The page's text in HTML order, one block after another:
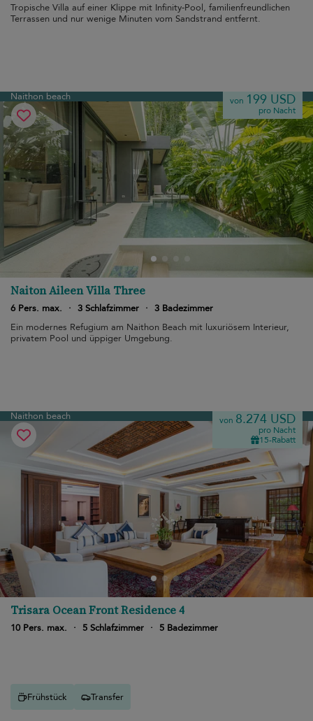
Tropische Villa auf einer Klippe mit Infinity-Pool, familienfreundlichen
Terrassen und nur wenige Minuten vom Sandstrand entfernt.
Naithon beach von 199 USD
pro Nacht
Naiton Aileen Villa Three
6 Pers. max. · 3 Schlafzimmer · 3 Badezimmer
Ein modernes Refugium am Naithon Beach mit luxuriösem Interieur,
privatem Pool und üppiger Umgebung.
Naithon beach von 8.274 USD
pro Nacht
15-Rabatt
Trisara Ocean Front Residence 4
10 Pers. max. · 5 Schlafzimmer · 5 Badezimmer
Frühstück Transfer